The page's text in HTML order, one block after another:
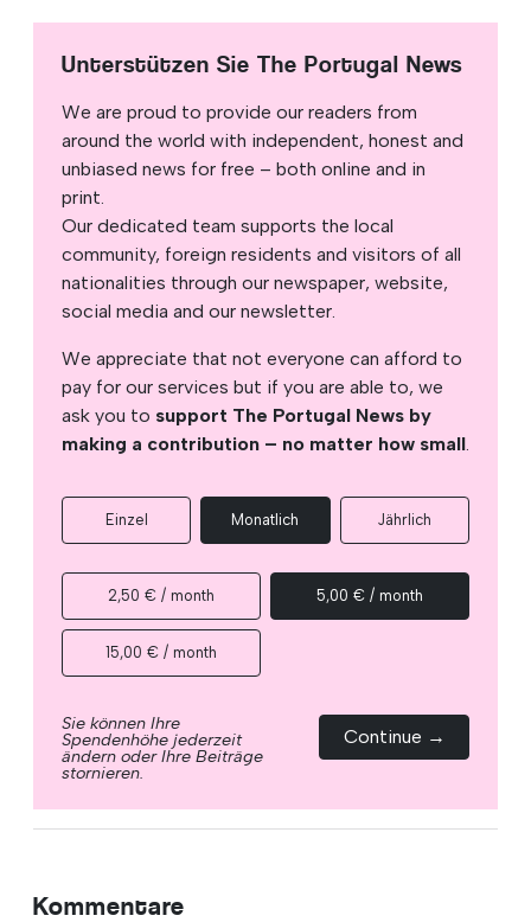
Unterstützen Sie The Portugal News
We are proud to provide our readers from
around the world with independent, honest and
unbiased news for free – both online and in
print.
Our dedicated team supports the local
community, foreign residents and visitors of all
nationalities through our newspaper, website,
social media and our newsletter.
We appreciate that not everyone can afford to
pay for our services but if you are able to, we
ask you to support The Portugal News by
making a contribution – no matter how small.
Einzel Monatlich Jährlich
2,50 € / month 5,00 € / month
15,00 € / month
Sie können Ihre
Spendenhöhe jederzeit
ändern oder Ihre Beiträge
stornieren.
Continue →
Kommentare